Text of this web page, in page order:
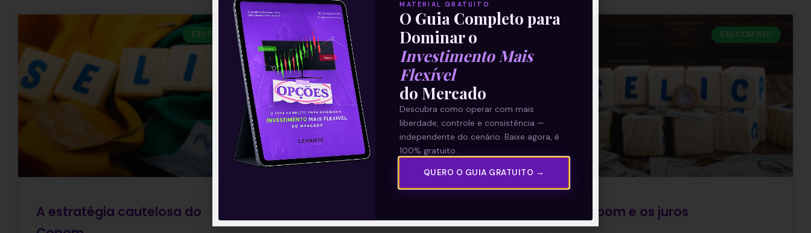
E EU COM ISSO
A estratégia cautelosa do
E EU COM ISSO E EU COM ISSO
O Copom e os juros
MATERIAL GRATUITO
O Guia Completo para
Dominar o
Investimento Mais
Flexível
do Mercado
Descubra como operar com mais
liberdade, controle e consistência —
independente do cenário. Baixe agora, é
100% gratuito.
QUERO O GUIA GRATUITO →